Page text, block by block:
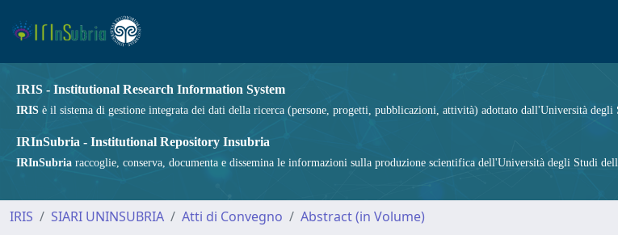
IRIS - Institutional Research Information System
IRIS è il sistema di gestione integrata dei dati della ricerca (persone, progetti, pubblicazioni, attività) adottato dall'Università degli
IRInSubria - Institutional Repository Insubria
IRInSubria raccoglie, conserva, documenta e dissemina le informazioni sulla produzione scientifica dell'Università degli Studi
IRIS SIARI UNINSUBRIA Atti di Convegno Abstract (in Volume)